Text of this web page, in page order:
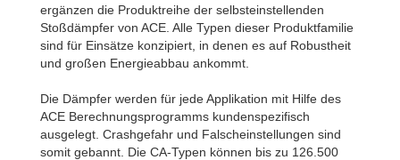
ergänzen die Produktreihe der selbsteinstellenden
Stoßdämpfer von ACE. Alle Typen dieser Produktfamilie
sind für Einsätze konzipiert, in denen es auf Robustheit
und großen Energieabbau ankommt.
Die Dämpfer werden für jede Applikation mit Hilfe des
ACE Berechnungsprogramms kundenspezifisch
ausgelegt. Crashgefahr und Falscheinstellungen sind
somit gebannt. Die CA-Typen können bis zu 126.500